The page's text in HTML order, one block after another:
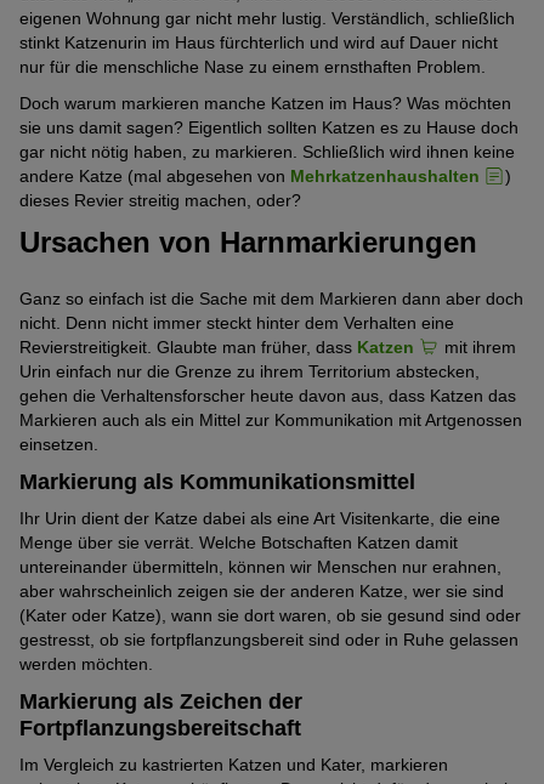
eigenen Wohnung gar nicht mehr lustig. Verständlich, schließlich
stinkt Katzenurin im Haus fürchterlich und wird auf Dauer nicht
nur für die menschliche Nase zu einem ernsthaften Problem.
Doch warum markieren manche Katzen im Haus? Was möchten
sie uns damit sagen? Eigentlich sollten Katzen es zu Hause doch
gar nicht nötig haben, zu markieren. Schließlich wird ihnen keine
andere Katze (mal abgesehen von Mehrkatzenhaushalten
)
dieses Revier streitig machen, oder?
Ursachen von Harnmarkierungen
Ganz so einfach ist die Sache mit dem Markieren dann aber doch
nicht. Denn nicht immer steckt hinter dem Verhalten eine
Revierstreitigkeit. Glaubte man früher, dass Katzen
mit ihrem
Urin einfach nur die Grenze zu ihrem Territorium abstecken,
gehen die Verhaltensforscher heute davon aus, dass Katzen das
Markieren auch als ein Mittel zur Kommunikation mit Artgenossen
einsetzen.
Markierung als Kommunikationsmittel
Ihr Urin dient der Katze dabei als eine Art Visitenkarte, die eine
Menge über sie verrät. Welche Botschaften Katzen damit
untereinander übermitteln, können wir Menschen nur erahnen,
aber wahrscheinlich zeigen sie der anderen Katze, wer sie sind
(Kater oder Katze), wann sie dort waren, ob sie gesund sind oder
gestresst, ob sie fortpflanzungsbereit sind oder in Ruhe gelassen
werden möchten.
Markierung als Zeichen der
Fortpflanzungsbereitschaft
Im Vergleich zu kastrierten Katzen und Kater, markieren